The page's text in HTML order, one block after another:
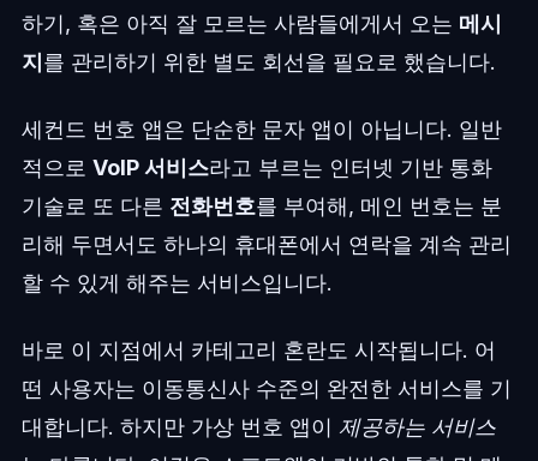
하기, 혹은 아직 잘 모르는 사람들에게서 오는 메시
지 를 관리하기 위한 별도 회선을 필요로 했습니다.
세컨드 번호 앱은 단순한 문자 앱이 아닙니다. 일반
적으로 VoIP 서비스라고 부르는 인터넷 기반 통화
기술로 또 다른 전화번호를 부여해, 메인 번호는 분
리해 두면서도 하나의 휴대폰에서 연락을 계속 관리
할 수 있게 해주는 서비스입니다.
바로 이 지점에서 카테고리 혼란도 시작됩니다. 어
떤 사용자는 이동통신사 수준의 완전한 서비스를 기
대합니다. 하지만 가상 번호 앱이 제공하는 서비스